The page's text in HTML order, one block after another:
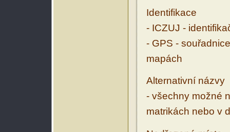
Identifikace
- ICZUJ -
- GPS -
mapách
Alternativní názvy
- všechny možné
matrikách nebo v